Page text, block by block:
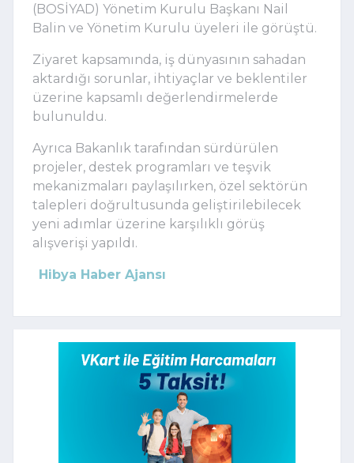
(BOSİYAD) Yönetim Kurulu Başkanı Nail
Balin ve Yönetim Kurulu üyeleri ile görüştü.
Ziyaret kapsamında, iş dünyasının sahadan
aktardığı sorunlar, ihtiyaçlar ve beklentiler
üzerine kapsamlı değerlendirmelerde
bulunuldu.
Ayrıca Bakanlık tarafından sürdürülen
projeler, destek programları ve teşvik
mekanizmaları paylaşılırken, özel sektörün
talepleri doğrultusunda geliştirilebilecek
yeni adımlar üzerine karşılıklı görüş
alışverişi yapıldı.
Hibya Haber Ajansı